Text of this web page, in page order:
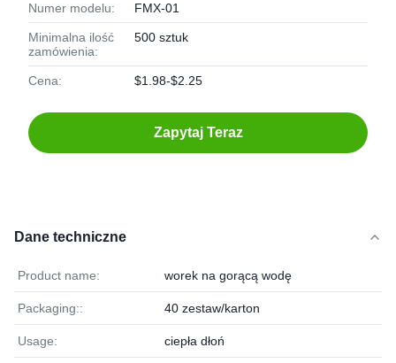
Numer modelu: FMX-01
Minimalna ilość
zamówienia:
500 sztuk
Cena: $1.98-$2.25
Zapytaj Teraz
Dane techniczne
Product name: worek na gorącą wodę
Packaging:: 40 zestaw/karton
Usage: ciepła dłoń